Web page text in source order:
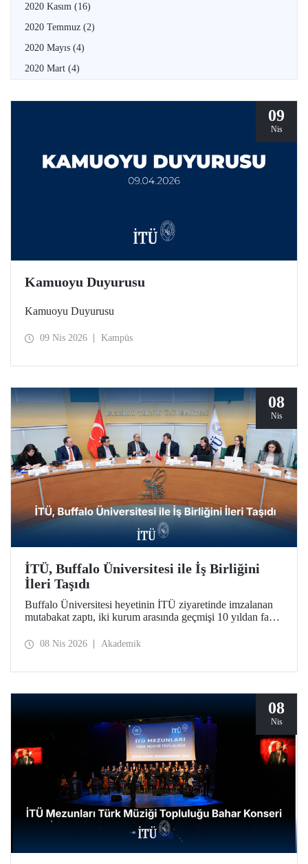
2020 Kasım (16)
2020 Temmuz (2)
2020 Mayıs (4)
2020 Mart (4)
09
Nis
Kamuoyu Duyurusu
Kamuoyu Duyurusu
09 Nis 2026 Kampüs
08
Nis
İTÜ, Buffalo Üniversitesi ile İş Birliğini
İleri Taşıdı
Buffalo Üniversitesi heyetinin İTÜ ziyaretinde imzalanan
mutabakat zaptı, iki kurum arasında geçmişi 10 yıldan fazla
08 Nis 2026 Akademik
08
Nis